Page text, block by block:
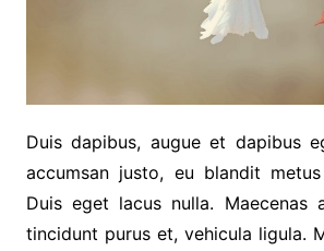
Duis dapibus, augue et dapibus
accumsan justo, eu blandit
Duis eget lacus nulla. Maecenas
tincidunt purus et, vehicula ligula.